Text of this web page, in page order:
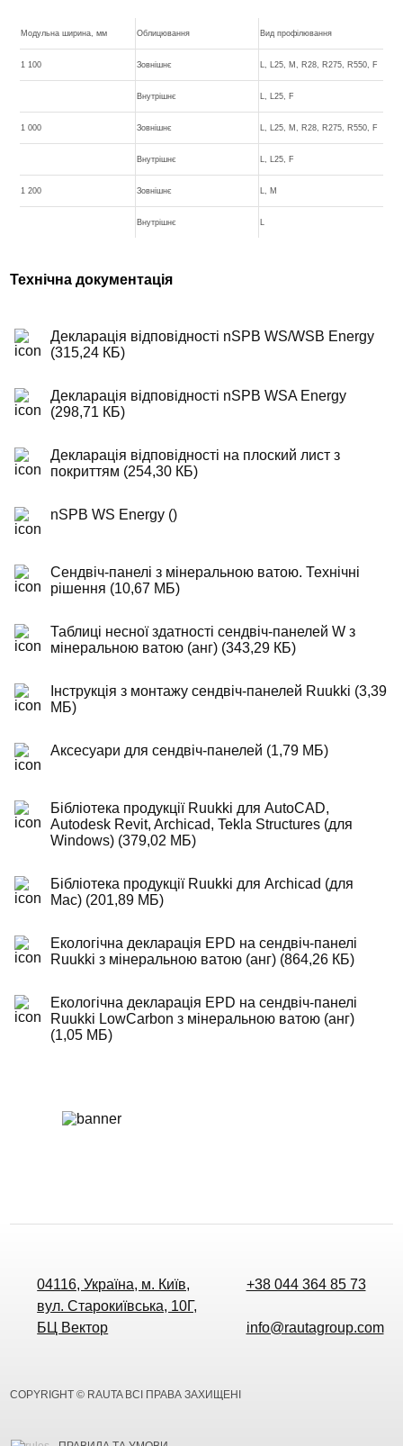
Модульна ширина, мм Облицювання Вид профілювання
1 100 Зовнішнє L, L25, M, R28, R275, R550, F
Внутрішнє L, L25, F
1 000 Зовнішнє L, L25, M, R28, R275, R550, F
Внутрішнє L, L25, F
1 200 Зовнішнє L, M
Внутрішнє
Технічна документація
Декларація відповідності nSPB WS/WSB Energy
(315,24 КБ)
Декларація відповідності nSPB WSA Energy
(298,71 КБ)
Декларація відповідності на плоский лист з
покриттям (254,30 КБ)
nSPB WS Energy ()
Сендвіч-панелі з мінеральною ватою. Технічні
рішення (10,67 МБ)
Таблиці несної здатності сендвіч-панелей W з
мінеральною ватою (анг) (343,29 КБ)
Інструкція з монтажу сендвіч-панелей Ruukki (3,39
МБ)
Аксесуари для сендвіч-панелей (1,79 МБ)
Бібліотека продукції Ruukki для AutoCAD,
Autodesk Revit, Archicad, Tekla Structures (для
Windows) (379,02 МБ)
Бібліотека продукції Ruukki для Archicad (для
Mac) (201,89 МБ)
Екологічна декларація EPD на сендвіч-панелі
Ruukki з мінеральною ватою (анг) (864,26 КБ)
Екологічна декларація EPD на сендвіч-панелі
Ruukki LowCarbon з мінеральною ватою (анг)
(1,05 МБ)
04116, Україна, м. Київ,
вул. Старокиївська, 10Г,
БЦ Вектор
+38 044 364 85 73
info@rautagroup.com
COPYRIGHT © RAUTA ВСІ ПРАВА ЗАХИЩЕНІ